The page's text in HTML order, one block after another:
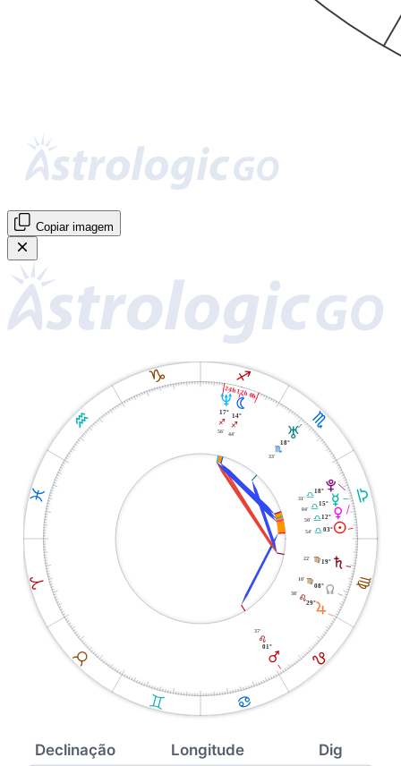
Copiar imagem
A
B
C D
E
F
G
H
I
J
K
L
Q
01°
E
37'
R
29°
E
38' Y
08°
F
10'
S
19°
F
22'
M
03°
G
54'
P
12°
G
50'
O
15°
G
04'
V
18°
G
31'
T
18°
H
33'
N
14°
I
44'
U
17°
I
56'
24h 12h 0h
Declinação Longitude Dig